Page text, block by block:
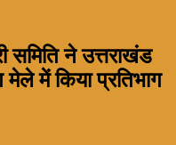
समिति ने उत्तराखंड
में किया प्रतिभाग